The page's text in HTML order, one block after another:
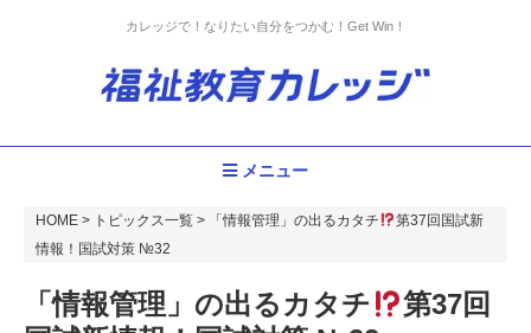
カレッジで！なりたい自分をつかむ！Get Win！
メニュー
HOME > トピックス一覧 > 「情報管理」の出るカタチ
第37回国試新
情報！国試対策 №32
「情報管理」の出るカタチ
第37回